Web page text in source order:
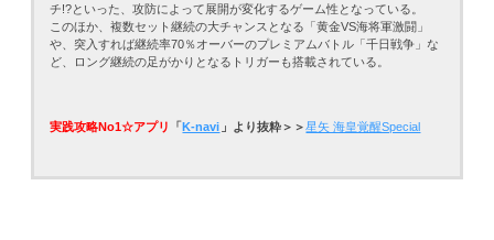
チ!?といった、攻防によって展開が変化するゲーム性となっている。
このほか、複数セット継続の大チャンスとなる「黄金VS海将軍激闘」
や、突入すれば継続率70％オーバーのプレミアムバトル「千日戦争」な
ど、ロング継続の足がかりとなるトリガーも搭載されている。
実践攻略No1☆アプリ 「K-navi 」より抜粋＞＞星矢 海皇覚醒Special